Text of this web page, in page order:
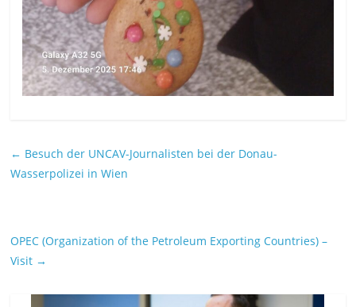
← Besuch der UNCAV-Journalisten bei der Donau-
Wasserpolizei in Wien
OPEC (Organization of the Petroleum Exporting Countries) –
Visit →